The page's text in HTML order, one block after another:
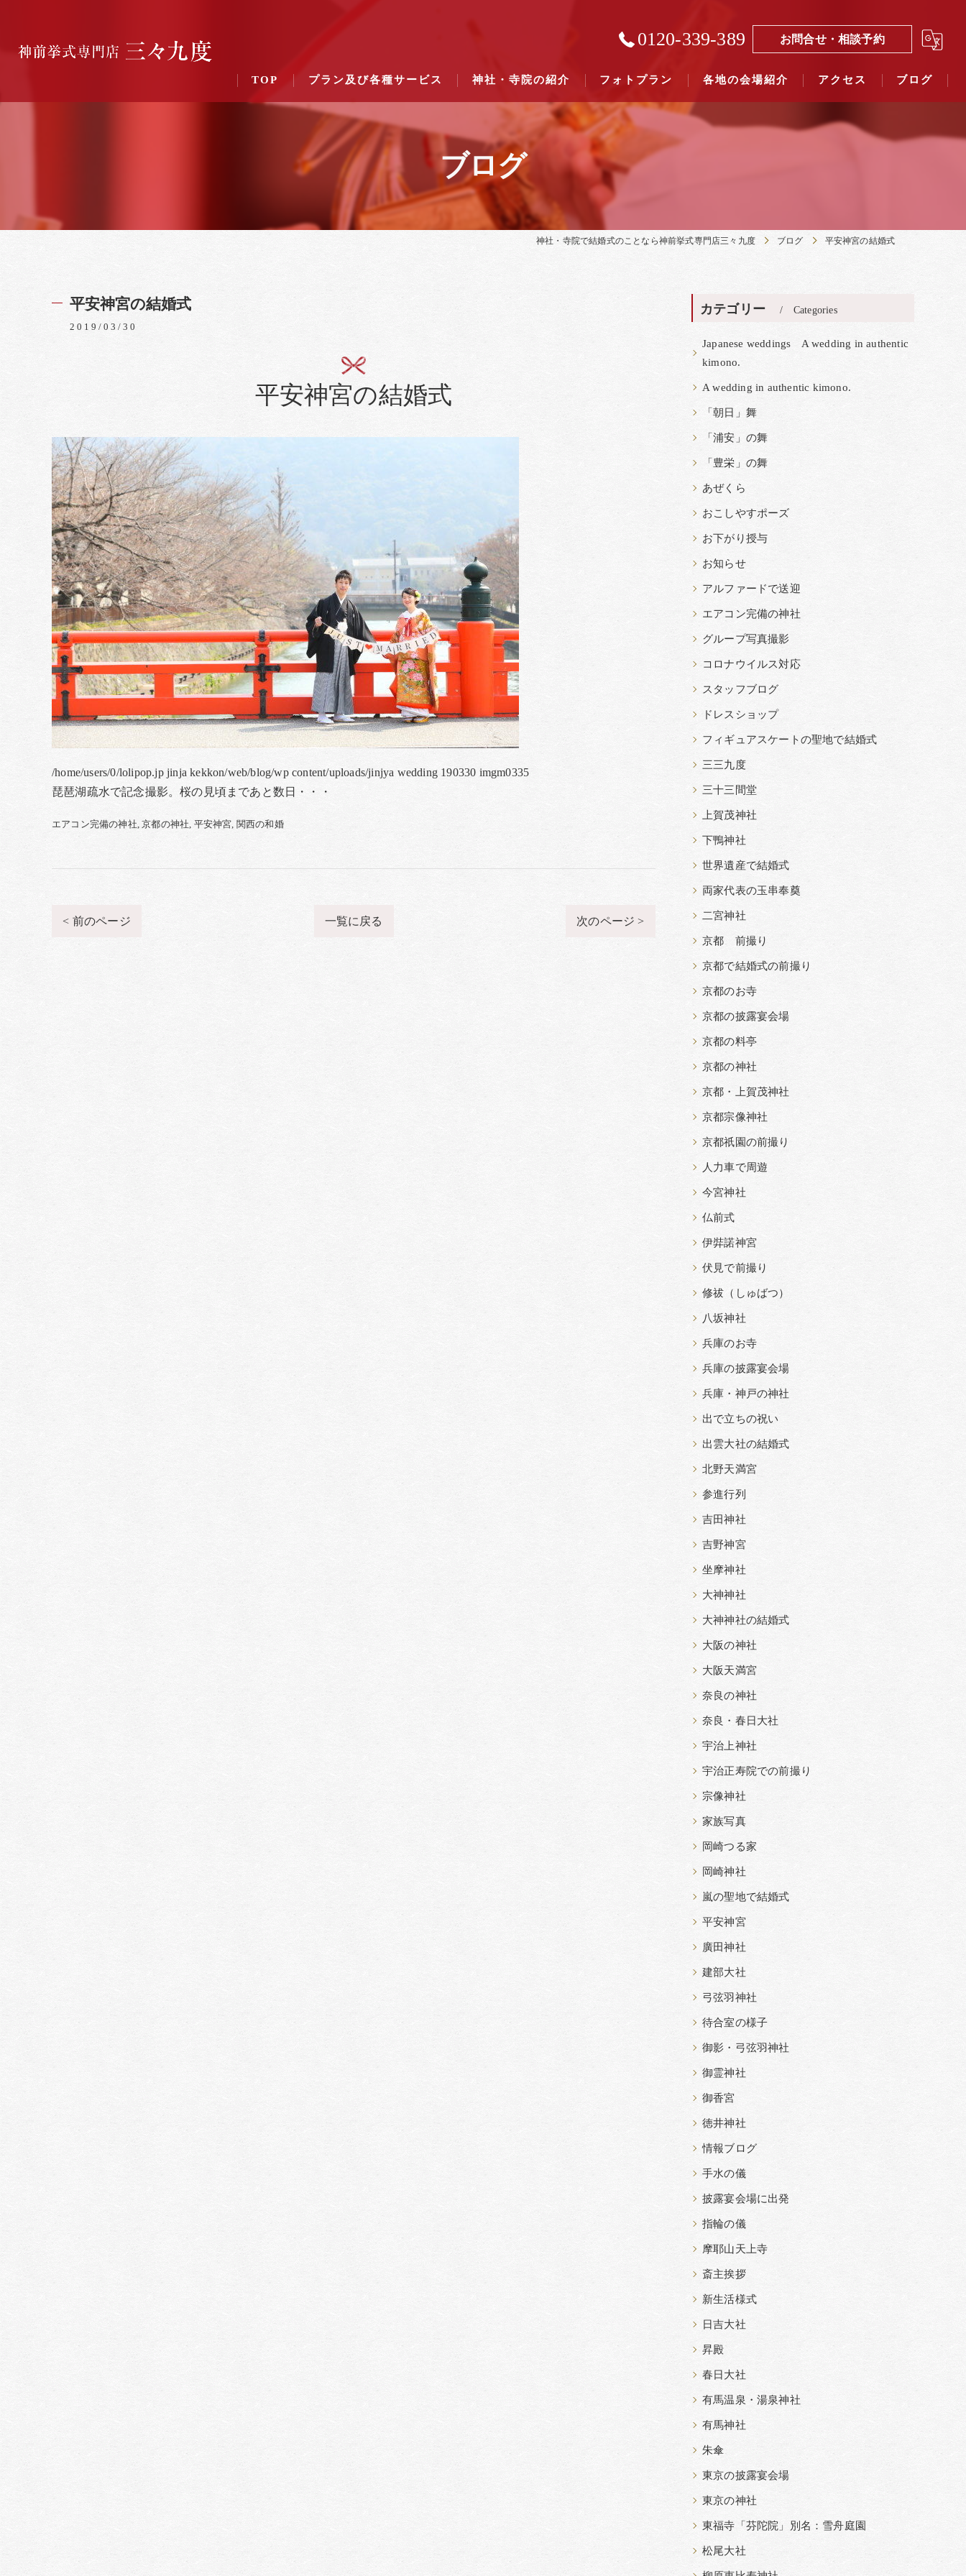
0120-339-389 お問合せ・相談予約
TOP プラン及び各種サービス 神社・寺院の紹介
結婚式のできる東京都下の神社一覧（４０社寺）｜三々九度東京
結婚式のできる関東六県の神社一覧（７５社）県別表示｜三々九度東京
フォトプラン 各地の会場紹介 アクセス ブログ
ブログ
神社・寺院で結婚式のことなら神前挙式専門店三々九度 ブログ 平安神宮の結婚式
平安神宮の結婚式
2019/03/30
平安神宮の結婚式
/home/users/0/lolipop.jp jinja kekkon/web/blog/wp content/uploads/jinjya wedding 190330 imgm0335
琵琶湖疏水で記念撮影。桜の見頃まであと数日・・・
エアコン完備の神社 京都の神社 平安神宮 関西の和婚
< 前のページ 一覧に戻る 次のページ >
カテゴリー Categories
Japanese weddings A wedding in authentic
kimono.
A wedding in authentic kimono.
「朝日」舞
「浦安」の舞
「豊栄」の舞
あぜくら
おこしやすポーズ
お下がり授与
お知らせ
アルファードで送迎
エアコン完備の神社
グループ写真撮影
コロナウイルス対応
スタッフブログ
ドレスショップ
フィギュアスケートの聖地で結婚式
三三九度
三十三間堂
上賀茂神社
下鴨神社
世界遺産で結婚式
両家代表の玉串奉奠
二宮神社
京都 前撮り
京都で結婚式の前撮り
京都のお寺
京都の披露宴会場
京都の料亭
京都の神社
京都・上賀茂神社
京都宗像神社
京都祇園の前撮り
人力車で周遊
今宮神社
仏前式
伊弉諾神宮
伏見で前撮り
修祓（しゅばつ）
八坂神社
兵庫のお寺
兵庫の披露宴会場
兵庫・神戸の神社
出で立ちの祝い
出雲大社の結婚式
北野天満宮
参進行列
吉田神社
吉野神宮
坐摩神社
大神神社
大神神社の結婚式
大阪の神社
大阪天満宮
奈良の神社
奈良・春日大社
宇治上神社
宇治正寿院での前撮り
宗像神社
家族写真
岡崎つる家
岡崎神社
嵐の聖地で結婚式
平安神宮
廣田神社
建部大社
弓弦羽神社
待合室の様子
御影・弓弦羽神社
御霊神社
御香宮
徳井神社
情報ブログ
手水の儀
披露宴会場に出発
指輪の儀
摩耶山天上寺
斎主挨拶
新生活様式
日吉大社
昇殿
春日大社
有馬温泉・湯泉神社
有馬神社
朱傘
東京の披露宴会場
東京の神社
東福寺「芬陀院」別名：雪舟庭園
松尾大社